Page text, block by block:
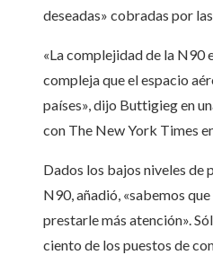
deseadas» cobradas por
«La complejidad de la N90
compleja que el espacio
países», dijo Buttigieg en
con The New York Times
Dados los bajos niveles de
N90, añadió, «sabemos
prestarle más atención».
ciento de los puestos de